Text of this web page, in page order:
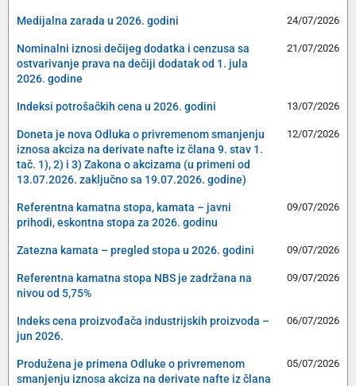
Medijalna zarada u 2026. godini 24/07/2026
Nominalni iznosi dečijeg dodatka i cenzusa sa
ostvarivanje prava na dečiji dodatak od 1. jula
2026. godine
21/07/2026
Indeksi potrošačkih cena u 2026. godini 13/07/2026
Doneta je nova Odluka o privremenom smanjenju
iznosa akciza na derivate nafte iz člana 9. stav 1.
tač. 1), 2) i 3) Zakona o akcizama (u primeni od
13.07.2026. zaključno sa 19.07.2026. godine)
12/07/2026
Referentna kamatna stopa, kamata – javni
prihodi, eskontna stopa za 2026. godinu
09/07/2026
Zatezna kamata – pregled stopa u 2026. godini 09/07/2026
Referentna kamatna stopa NBS je zadržana na
nivou od 5,75%
09/07/2026
Indeks cena proizvođača industrijskih proizvoda –
jun 2026.
06/07/2026
Produžena je primena Odluke o privremenom
smanjenju iznosa akciza na derivate nafte iz člana
05/07/2026